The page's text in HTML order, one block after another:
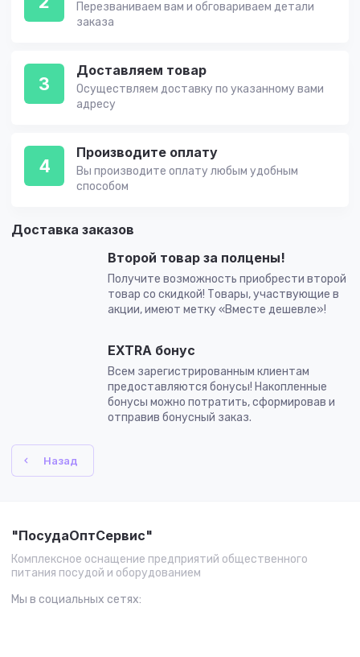
Перезваниваем вам и обговариваем детали
заказа
3
Доставляем товар
Осуществляем доставку по указанному вами
адресу
4
Производите оплату
Вы производите оплату любым удобным
способом
Доставка заказов
Второй товар за полцены!
Получите возможность приобрести второй
товар со скидкой! Товары, участвующие в
акции, имеют метку «Вместе дешевле»!
EXTRA бонус
Всем зарегистрированным клиентам
предоставляются бонусы! Накопленные
бонусы можно потратить, сформировав и
отправив бонусный заказ.
Назад
"ПосудаОптСервис"
Комплексное оснащение предприятий общественного
питания посудой и оборудованием
Мы в социальных сетях: